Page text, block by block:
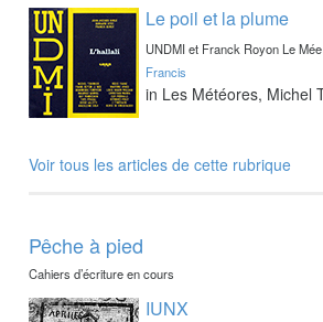
Le poil et la plume
UNDMI et Franck Royon Le Mée
Francis
in Les Météores, Michel
Voir tous les articles de cette rubrique
Pêche à pied
Cahiers d’écriture en cours
IUNX